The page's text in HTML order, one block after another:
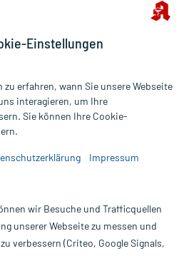
ggf. zzgl. Versandkosten
werden ausschließlich für
durch einen Arzt. Bitte
können. | Diese Webseite benutzt
bitte dazu die wichtigen Hinweise in
Für den Widerruf einer Bestellung
Einstellungen
erfahren, wann Sie unsere Webseite
interagieren, um Ihre
Sie können Ihre Cookie-
Impressum
wir Besuche und Trafficquellen
unserer Webseite zu messen und
verbessern (Criteo, Google Signals,